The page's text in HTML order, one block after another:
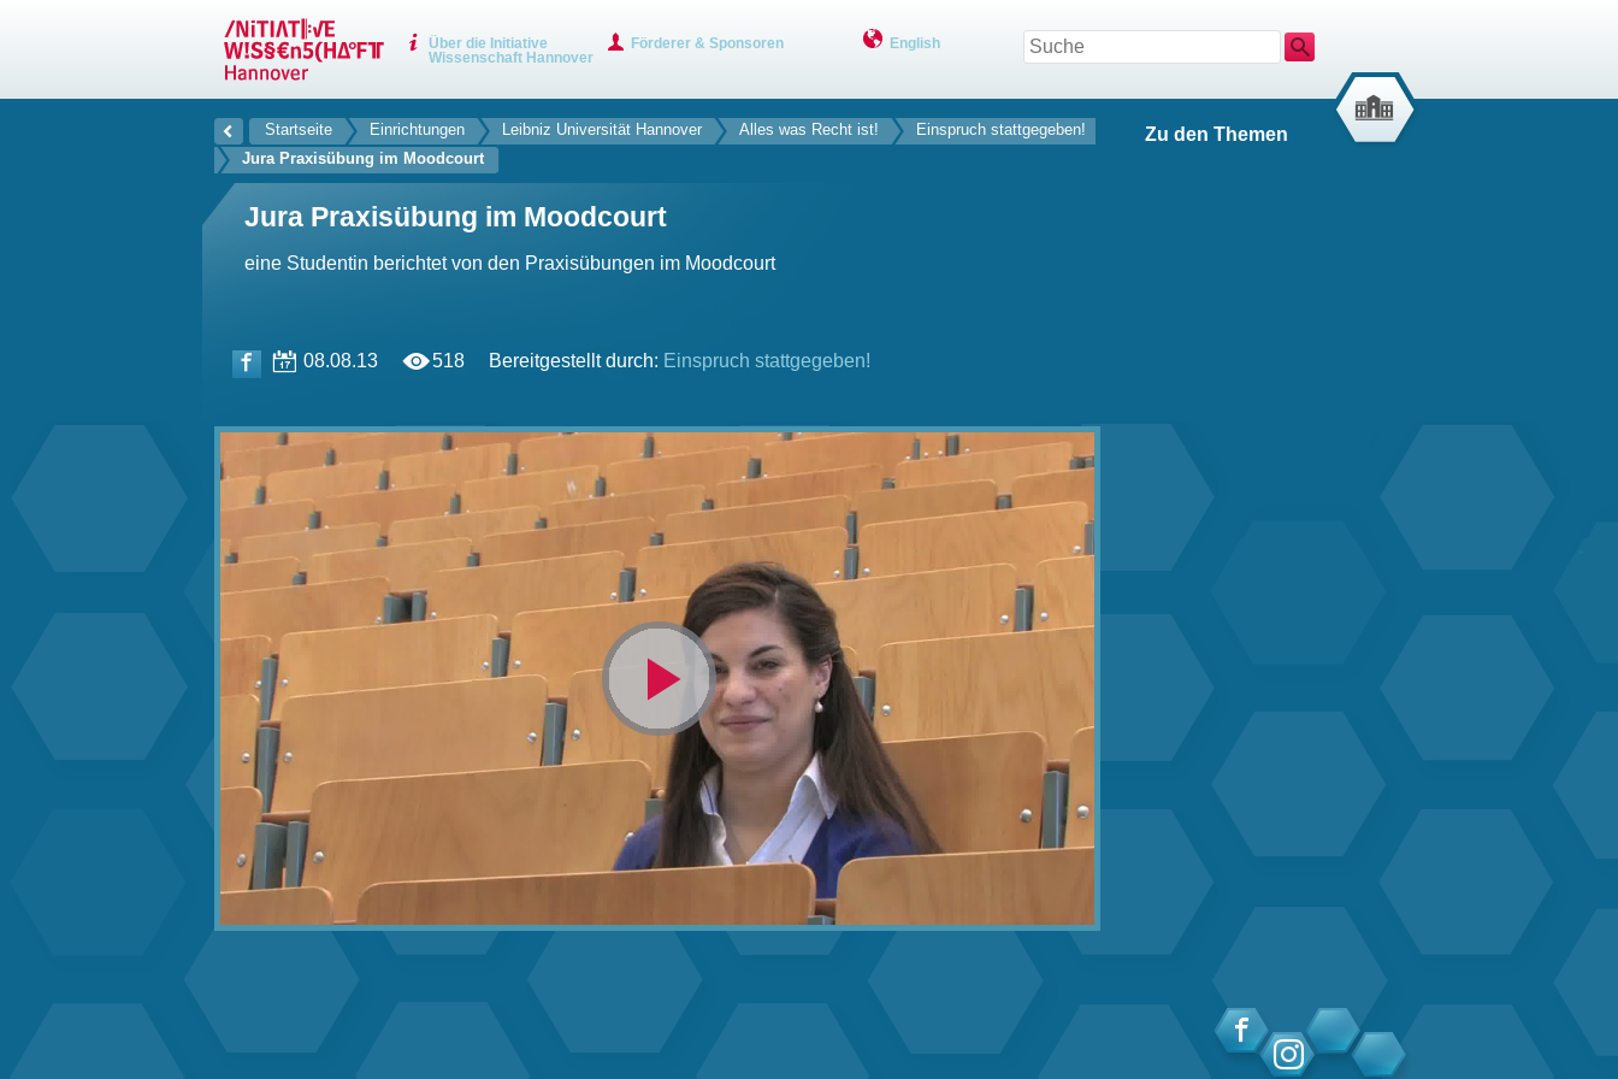
Über die Initiative
Wissenschaft Hannover
Förderer & Sponsoren English
Zu den Themen
Startseite Einrichtungen Leibniz Universität Hannover Alles was Recht ist!
Einspruch stattgegeben!
Jura Praxisübung im Moodcourt
Jura Praxisübung im Moodcourt
eine Studentin berichtet von den Praxisübungen im Moodcourt
08.08.13 518 Bereitgestellt durch: Einspruch stattgegeben!
Video
abspielen